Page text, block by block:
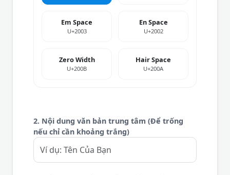
Em Space
U+2003
En Space
U+2002
Zero Width
U+200B
Hair Space
U+200A
2. Nội dung văn bản trung tâm (Để trống
nếu chỉ cần khoảng trắng)